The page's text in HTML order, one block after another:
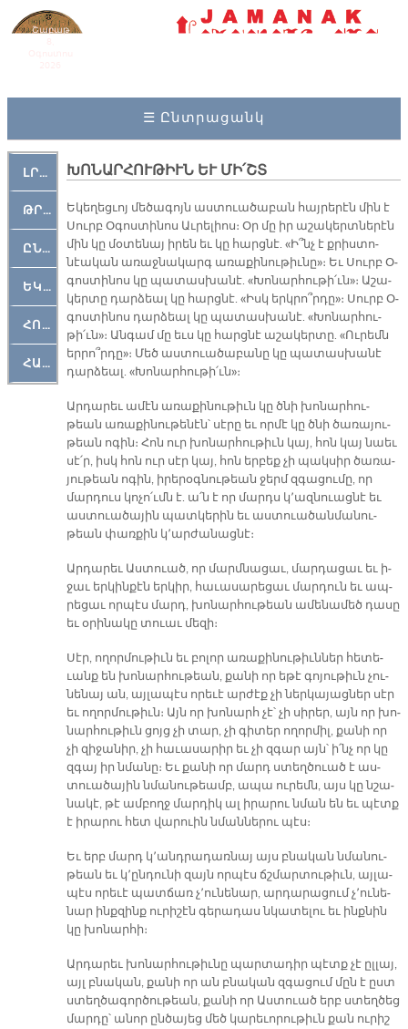
Շաբաթ
☰ Ընտրացանկ
ԼՐԱՀՈՍ
ԹՐՔԱՀԱՅ ԿԵԱՆՔ
ԸՆԿԵՐԱՄՇԱԿՈՒԹԱՅԻՆ
ԵԿԵՂԵՑԱԿԱՆ
ՀՈԳԵՄՏԱՒՈՐ
ՀԱՐԹԱԿ
ԽՈՆԱՐՀՈՒԹԻՒՆ ԵՒ ՄԻ՛ՇՏ
Ե­կե­ղեց­ւոյ մե­ծա­գոյն աս­տուա­ծա­բան հայ­րե­րէն մին է
Սուրբ Օ­գոս­տի­նոս Աւ­րե­լիոս։ Օր մը իր ա­շա­կերտ­նե­րէն
մին կը մօ­տե­նայ ի­րեն եւ կը հարց­նէ. «Ի՞նչ է քրիս­տո­
նէա­կան ա­ռաջ­նա­կարգ ա­ռա­քի­նու­թիւ­նը»։ Եւ Սուրբ Օ­
գոս­տի­նոս կը պա­տաս­խա­նէ. «Խո­նար­հու­թի՛ւն»։ Ա­շա­
կեր­տը դար­ձեալ կը հարց­նէ. «Իսկ երկ­րո՞ր­դը»։ Սուրբ Օ­
գոս­տի­նոս դար­ձեալ կը պա­տաս­խա­նէ. «Խո­նար­հու­
թի՛ւն»։ Ան­գամ մը եւս կը հարց­նէ ա­շա­կեր­տը. «Ու­րեմն
եր­րո՞ր­դը»։ Մեծ աս­տուա­ծա­բա­նը կը պա­տաս­խա­նէ
դար­ձեալ. «Խո­նար­հու­թի՛ւն»։­
Ար­դա­րեւ ա­մէն ա­ռա­քի­նու­թիւն կը ծնի խո­նար­հու­
թեան ա­ռա­քի­նու­թե­նէն՝ սէ­րը եւ որ­մէ կը ծնի ծա­ռա­յու­
թեան ո­գին։ Հոն ուր խո­նար­հու­թիւն կայ, հոն կայ նաեւ
սէ՛ր, իսկ հոն ուր սէր կայ, հոն եր­բեք չի պակ­սիր ծա­ռա­
յու­թեան ո­գին, ի­րե­րօգ­նու­թեան ջերմ զգա­ցու­մը, որ
մար­դուս կո­չո՛ւմն է. ա՛ն է որ մարդս կ՚ազ­նուաց­նէ եւ
աս­տուա­ծա­յին պատ­կե­րին եւ աս­տուա­ծան­մա­նու­
թեան փառ­քին կ՚ար­ժա­նաց­նէ։
Ար­դա­րեւ Աս­տուած, որ մարմ­նա­ցաւ, մար­դա­ցաւ եւ ի­
ջաւ եր­կին­քէն եր­կիր, հա­ւա­սա­րե­ցաւ մար­դուն եւ ապ­
րե­ցաւ որ­պէս մարդ, խո­նար­հու­թեան ա­մե­նա­մեծ դա­սը
եւ օ­րի­նա­կը տուաւ մե­զի։
Սէր, ո­ղոր­մու­թիւն եւ բո­լոր ա­ռա­քի­նու­թիւն­ներ հե­տե­
ւանք են խո­նար­հու­թեան, քա­նի որ ե­թէ գո­յու­թիւն չու­
նե­նայ ան, այ­լա­պէս ո­րե­ւէ ար­ժէք չի ներ­կա­յաց­ներ սէր
եւ ո­ղոր­մու­թիւն։ Այն որ խո­նարհ չէ՝ չի սի­րեր, այն որ խո­
նար­հու­թիւն ցոյց չի տար, չի գի­տեր ո­ղոր­միլ, քա­նի որ
չի զի­ջա­նիր, չի հա­ւա­սա­րիր եւ չի զգար այն՝ ի՛նչ որ կը
զգայ իր նմա­նը։ Եւ քա­նի որ մարդ ստեղ­ծուած է աս­
տուա­ծա­յին նմա­նու­թեամբ, ա­պա ու­րեմն, այս կը նշա­
նա­կէ, թէ ամ­բողջ մար­դիկ ալ ի­րա­րու նման են եւ պէտք
է ի­րա­րու հետ վա­րուին նման­նե­րու պէս։
Եւ երբ մարդ կ՚անդ­րա­դառ­նայ այս բնա­կան նմա­նու­
թեան եւ կ՚ըն­դու­նի զայն որ­պէս ճշմար­տու­թիւն, այ­լա­
պէս ո­րե­ւէ պատ­ճառ չ՚ու­նե­նար, ար­դա­րա­ցում չ՚ու­նե­
նար ինք­զինք ու­րի­շէն գե­րա­դաս նկա­տե­լու եւ ինք­նին
կը խո­նար­հի։
Ար­դա­րեւ խո­նար­հու­թիւ­նը պար­տա­դիր պէտք չէ ըլ­լայ,
այլ բնա­կան, քա­նի որ ան բնա­կան զգա­ցում մըն է ըստ
ստեղ­ծա­գոր­ծու­թեան, քա­նի որ Աս­տուած երբ ստեղ­ծեց
մար­դը՝ ա­նոր ըն­ծա­յեց մեծ կա­րե­ւո­րու­թիւն քա­ն ու­րիշ